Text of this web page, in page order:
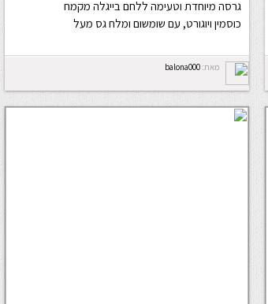
גרסה מיוחדת וטעימה ללחם בייגלה מקמח
כוסמין ויוגורט, עם שומשום ומלח גס מעל
מאת: balona000